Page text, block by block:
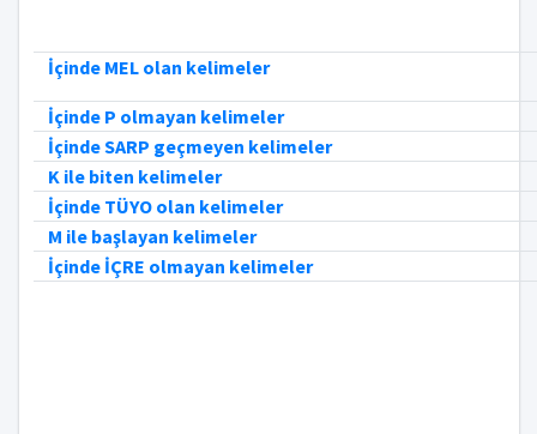
İçinde MEL olan kelimeler
İçinde P olmayan kelimeler
İçinde SARP geçmeyen kelimeler
K ile biten kelimeler
İçinde TÜYO olan kelimeler
M ile başlayan kelimeler
İçinde İÇRE olmayan kelimeler